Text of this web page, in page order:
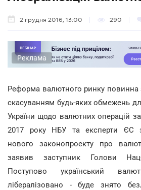
2 грудня 2016, 13:00 290
Реклама
Реформа валютного ринку
скасуванням будь-яких обмежень
України щодо валютних операцій
2017 року НБУ та експерти ЄС
нового законопроекту про
заявив заступник Голови
Поступово український
лібералізовано - буде знято